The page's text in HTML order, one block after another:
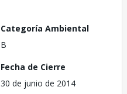
Categoría Ambiental
B
Fecha de Cierre
30 de junio de 2014